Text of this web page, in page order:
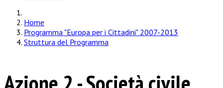
Home
Programma "Europa per i Cittadini" 2007-2013
Struttura del Programma